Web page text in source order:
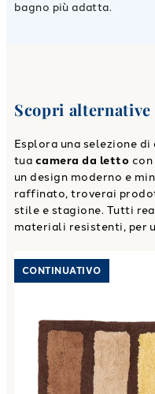
bagno più adatta.
Scopri
Esplora una selezione
tua camera da letto con
un design moderno e
raffinato, troverai
stile e stagione. Tutti
materiali resistenti, per
Link to "Tappeto bagno
CONTINUATIVO